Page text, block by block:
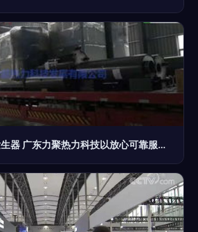
劳士特生物质蒸汽发生器 广东力聚热力科技以放心可靠服务助力绿色未来